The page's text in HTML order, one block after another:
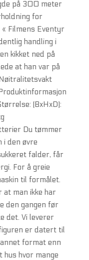
på 300 meter
for
« Filmens Eventyr
handling i
kikket ned på
at han var på
(BxHxD):
Du tømmer
i den øvre
falder, får
For å greie
til formålet.
at man ikke har
den gangen før
det. Vi leverer
er datert til
format enn
hus hvor mange